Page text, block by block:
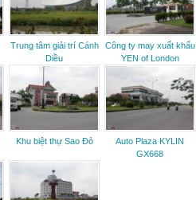
Trung tâm giải trí Cánh
Diều
Công ty may xuất khẩu
YEN of London
Khu biệt thự Sao Đỏ
Auto Plaza KYLIN
GX668